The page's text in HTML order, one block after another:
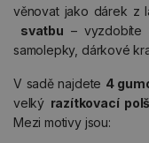
věnovat jako dárek z
svatbu – vyzdobíte
samolepky, dárkové
V sadě najdete 4
velký razítkovací
Mezi motivy jsou: